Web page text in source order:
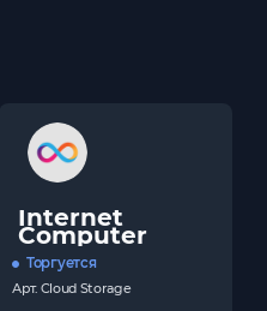
Internet
Computer
Торгуется
Арт. Cloud Storage